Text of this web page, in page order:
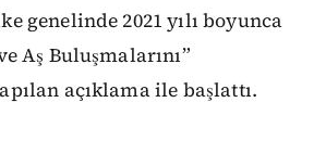
genelinde 2021 yılı boyunca
Aş Buluşmalarını”
açıklama ile başlattı.